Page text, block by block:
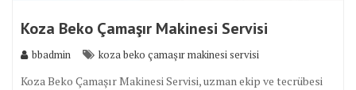
Koza Beko Çamaşır Makinesi Servisi
bbadmin koza beko çamaşır makinesi servisi
Koza Beko Çamaşır Makinesi Servisi, uzman ekip ve tecrübesi